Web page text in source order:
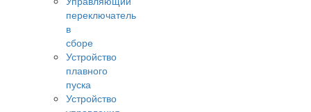
переключатель
в
сборе
Устройство
плавного
пуска
Устройство